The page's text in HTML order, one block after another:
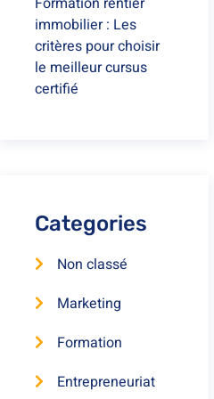
immobilier : Les
critères pour choisir
le meilleur cursus
certifié
Categories
Non classé
Marketing
Formation
Entrepreneuriat